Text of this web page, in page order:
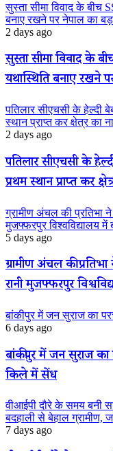
सुस्ता सीमा विवाद के
बनाए रखने पर नेपाल का
2 days ago
सुस्ता सीमा विवाद के
यथास्थिति बनाए रखने
पतिलार सीएचसी के हेल्दी
स्थान प्राप्त कर क्षेत्र का
2 days ago
पतिलार सीएचसी के
प्रथम स्थान प्राप्त कर
ग्रामीण अंचल की प्रतिभा ने
मुजफ्फरपुर विश्वविद्यालय
5 days ago
ग्रामीण अंचल की
रानी मुजफ्फरपुर
बांकीपुर में जन सुराज का
6 days ago
बांकीपुर में जन सुराज
किले में सेंध
वीआईपी दौरे के समय बनी
बदहाली से बेहाल ग्रामीण,
7 days ago